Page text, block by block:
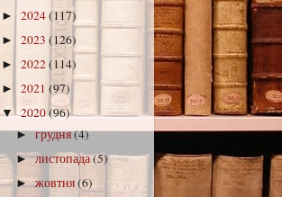
► 2024(117)
► 2023 (126)
► 2022(114)
► 2021 (97)
▼2020(96)
►грудня(4)
►листопада(5)
►жовтня(6)